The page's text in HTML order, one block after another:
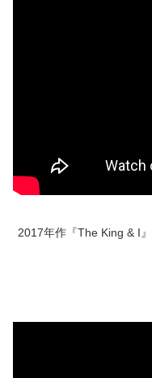
2017年作 『The King & I』